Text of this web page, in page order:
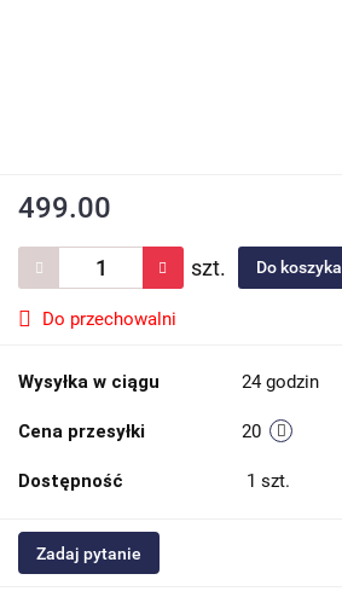
499.00
szt. Do koszyka
Do przechowalni
Wysyłka w ciągu 24 godzin
Cena przesyłki 20
Dostępność 1 szt.
Zadaj pytanie